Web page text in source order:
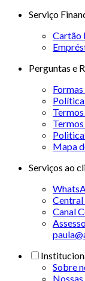
Serviço
Cartão
Perguntas e
Mapa
Serviços ao
Central
Canal
Sobre